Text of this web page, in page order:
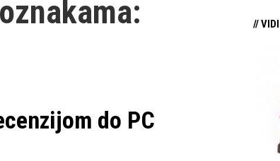
do PC
//